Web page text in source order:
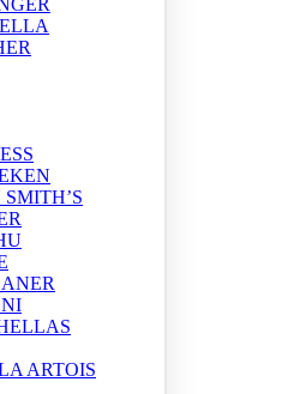
SMITH’S
ARTOIS